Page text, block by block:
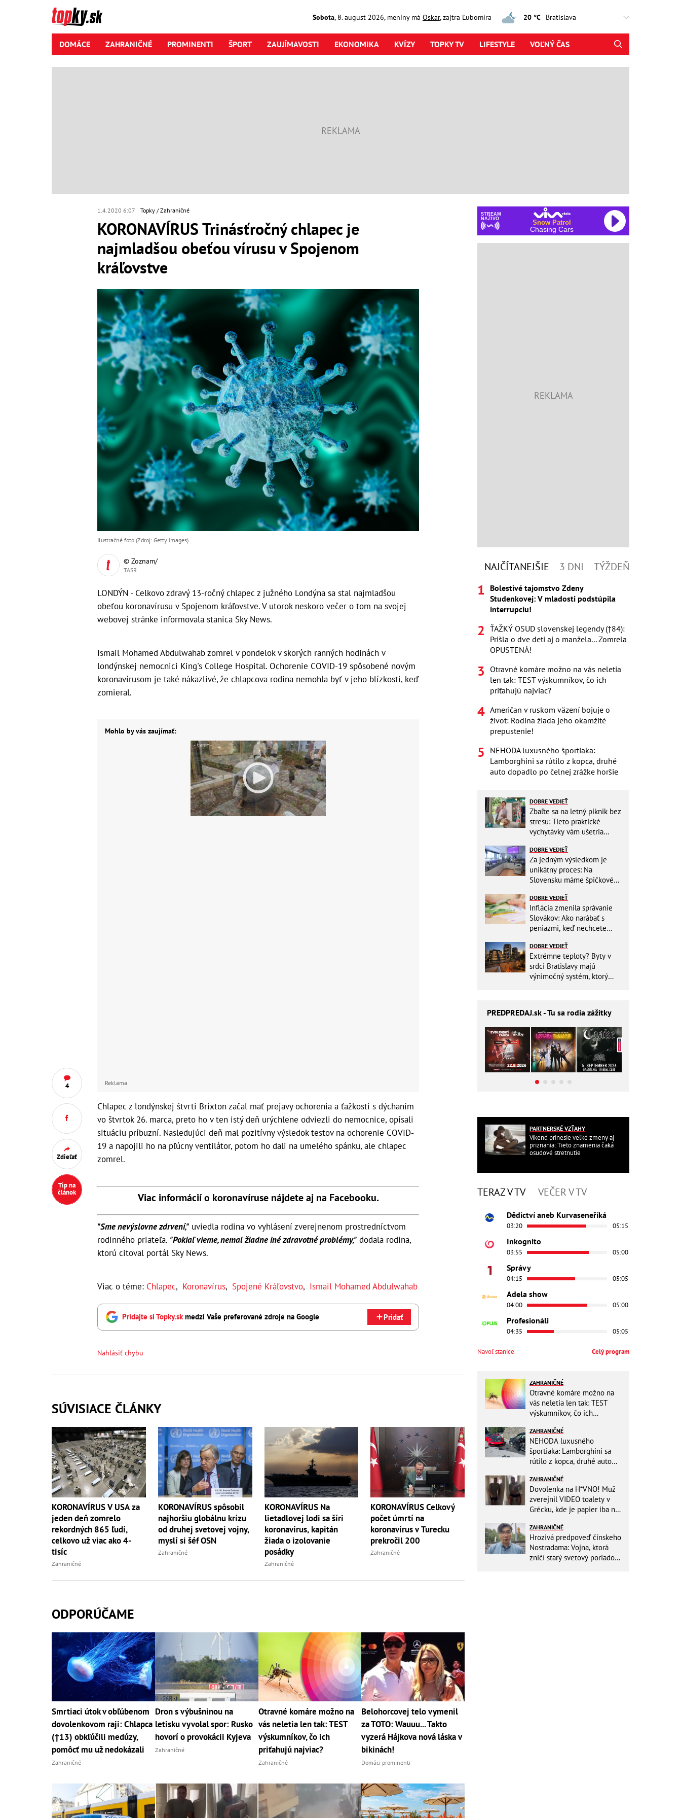
Sobota, 8. august2026, meniny má Oskar, zajtra Ľubomíra 20 °C
DOMÁCE ZAHRANIČNÉ PROMINENTI ŠPORT ZAUJÍMAVOSTI EKONOMIKA KVÍZY TOPKY TV LIFESTYLE VOĽNÝ ČAS
1.4.2020 6:07 Topky Zahraničné
KORONAVÍRUS Trinásťročný chlapec je
najmladšou obeťou vírusu v Spojenom
kráľovstve
4
Zdieľať
Tip na
článok
Ilustračné foto (Zdroj: Getty Images)
© Zoznam/
TASR
LONDÝN - Celkovo zdravý 13-ročný chlapec z južného Londýna sa stal najmladšou
obeťou koronavírusu v Spojenom kráľovstve. V utorok neskoro večer o tom na svojej
webovej stránke informovala stanica Sky News.
Ismail Mohamed Abdulwahab zomrel v pondelok v skorých ranných hodinách v
londýnskej nemocnici King's College Hospital. Ochorenie COVID-19 spôsobené novým
koronavírusom je také nákazlivé, že chlapcova rodina nemohla byť v jeho blízkosti, keď
zomieral.
Mohlo by vás zaujímať:
Reklama
Chlapec z londýnskej štvrti Brixton začal mať prejavy ochorenia a ťažkosti s dýchaním
vo štvrtok 26. marca, preto ho v ten istý deň urýchlene odviezli do nemocnice, opísali
situáciu príbuzní. Nasledujúci deň mal pozitívny výsledok testov na ochorenie COVID-
19 a napojili ho na pľúcny ventilátor, potom ho dali na umelého spánku, ale chlapec
zomrel.
Viac informácií o koronavíruse nájdete aj na Facebooku.
"Sme nevýslovne zdrvení," uviedla rodina vo vyhlásení zverejnenom prostredníctvom
rodinného priateľa. "Pokiaľ vieme, nemal žiadne iné zdravotné problémy," dodala rodina,
ktorú citoval portál Sky News.
Viac o téme: Chlapec, Koronavírus, Spojené Kráľovstvo, Ismail Mohamed Abdulwahab
Pridajte si Topky.skmedzi Vaše preferované zdroje na Google Pridať
Nahlásiť chybu
SÚVISIACE ČLÁNKY
KORONAVÍRUS V USA za
jeden deň zomrelo
rekordných 865 ľudí,
celkovo už viac ako 4-
tisíc
Zahraničné
KORONAVÍRUS spôsobil
najhoršiu globálnu krízu
od druhej svetovej vojny,
myslí si šéf OSN
Zahraničné
KORONAVÍRUS Na
lietadlovej lodi sa šíri
koronavírus, kapitán
žiada o izolovanie
posádky
Zahraničné
KORONAVÍRUS Celkový
počet úmrtí na
koronavírus v Turecku
prekročil 200
Zahraničné
ODPORÚČAME
Smrtiaci útok v obľúbenom
dovolenkovom raji: Chlapca
(†13) obkľúčili medúzy,
pomôcť mu už nedokázali
Zahraničné
Dron s výbušninou na
letisku vyvolal spor: Rusko
hovorí o provokácii Kyjeva
Zahraničné
Otravné komáre možno na
vás neletia len tak: TEST
výskumníkov, čo ich
priťahujú najviac?
Zahraničné
Belohorcovej telo vymenil
za TOTO: Wauuu... Takto
vyzerá Hájkova nová láska v
bikinách!
Domáci prominenti
STREAM
NAŽIVO
Snow Patrol
Chasing Cars
NAJČÍTANEJŠIE 3 DNI TÝŽDEŇ
Bolestivé tajomstvo Zdeny
Studenkovej: V mladosti podstúpila
interrupciu!
ŤAŽKÝ OSUD slovenskej legendy (†84):
Prišla o dve deti aj o manžela... Zomrela
OPUSTENÁ!
Otravné komáre možno na vás neletia
len tak: TEST výskumníkov, čo ich
priťahujú najviac?
Američan v ruskom väzení bojuje o
život: Rodina žiada jeho okamžité
prepustenie!
NEHODA luxusného športiaka:
Lamborghini sa rútilo z kopca, druhé
auto dopadlo po čelnej zrážke horšie
DOBRE VEDIEŤ
Zbaľte sa na letný piknik bez
stresu: Tieto praktické
vychytávky vám ušetria
DOBRE VEDIEŤ
Za jedným výsledkom je
unikátny proces: Na
Slovensku máme špičkové
DOBRE VEDIEŤ
Inflácia zmenila správanie
Slovákov: Ako narábať s
peniazmi, keď nechcete
DOBRE VEDIEŤ
Extrémne teploty? Byty v
srdci Bratislavy majú
výnimočný systém, ktorý
PREDPREDAJ.sk - Tu sa rodia zážitky
PARTNERSKÉ VZŤAHY
Víkend prinesie veľké zmeny aj
priznania: Tieto znamenia čaká
osudové stretnutie
TERAZ V TV VEČER V TV
Dědictví aneb Kurvaseneříká
03:20 05:15
Inkognito
03:55 05:00
Správy
04:15 05:05
Adela show
04:00 05:00
Profesionáli
04:35 05:05
Navoľ stanice Celý program
ZAHRANIČNÉ
Otravné komáre možno na
vás neletia len tak: TEST
výskumníkov, čo ich
ZAHRANIČNÉ
NEHODA luxusného
športiaka: Lamborghini sa
rútilo z kopca, druhé auto
horšie
ZAHRANIČNÉ
Dovolenka na H*VNO! Muž
zverejnil VIDEO toalety v
Grécku, kde je papier iba na
do kuchyne
ZAHRANIČNÉ
Hrozivá predpoveď čínskeho
Nostradama: Vojna, ktorá
zničí starý svetový poriadok!